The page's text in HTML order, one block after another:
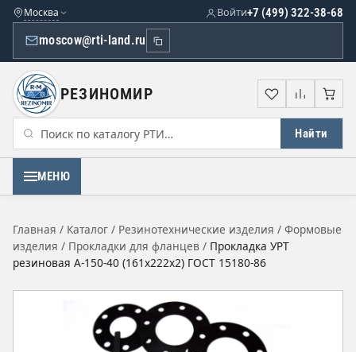
Москва
moscow@rti-land.ru
+7 (499) 322-38-68
Войти
РЕЗИНОМИР
Найти
Избранное
МЕНЮ
Главная / Каталог / Резинотехнические изделия / Формовые
изделия / Прокладки для фланцев / Прокладка УРТ
резиновая А-150-40 (161х222х2) ГОСТ 15180-86